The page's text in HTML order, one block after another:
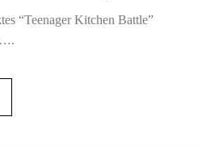
“Teenager Kitchen Battle”